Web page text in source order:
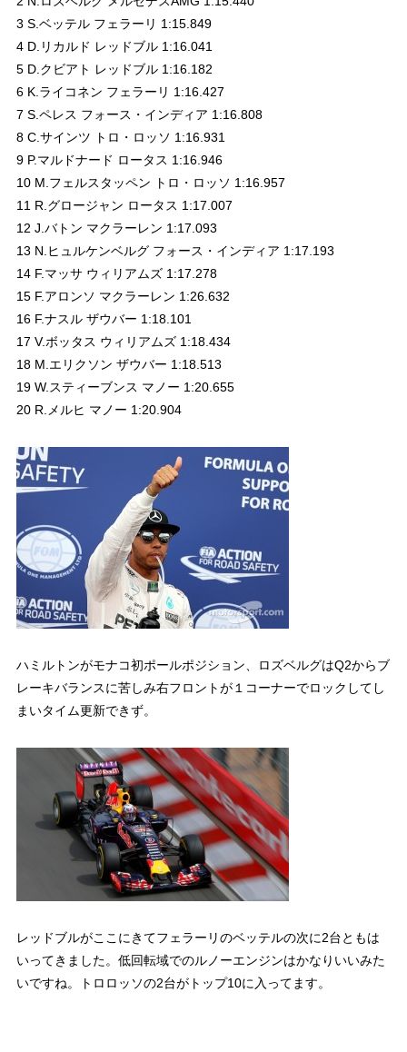
3 S.ベッテル フェラーリ 1:15.849
4 D.リカルド レッドブル 1:16.041
5 D.クビアト レッドブル 1:16.182
6 K.ライコネン フェラーリ 1:16.427
7 S.ペレス フォース・インディア 1:16.808
8 C.サインツ トロ・ロッソ 1:16.931
9 P.マルドナード ロータス 1:16.946
10 M.フェルスタッペン トロ・ロッソ 1:16.957
11 R.グロージャン ロータス 1:17.007
12 J.バトン マクラーレン 1:17.093
13 N.ヒュルケンベルグ フォース・インディア 1:17.193
14 F.マッサ ウィリアムズ 1:17.278
15 F.アロンソ マクラーレン 1:26.632
16 F.ナスル ザウバー 1:18.101
17 V.ボッタス ウィリアムズ 1:18.434
18 M.エリクソン ザウバー 1:18.513
19 W.スティーブンス マノー 1:20.655
20 R.メルヒ マノー 1:20.904
ハミルトンがモナコ初ポールポジション、ロズベルグはQ2からブ
レーキバランスに苦しみ右フロントが１コーナーでロックしてし
まいタイム更新できず。
レッドブルがここにきてフェラーリのベッテルの次に2台ともは
いってきました。低回転域でのルノーエンジンはかなりいいみた
いですね。トロロッソの2台がトップ10に入ってます。